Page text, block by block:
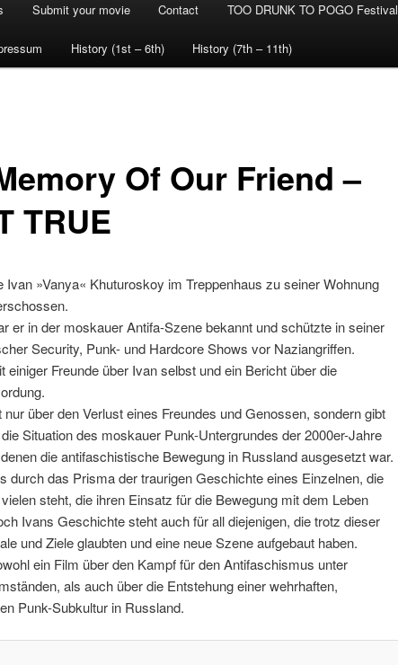
Submit your movie Contact TOO DRUNK TO POGO Festival
History (1st – 6th) History (7th – 11th)
Of Our Friend –
TRUE
Ivan »Vanya« Khuturoskoy im Treppenhaus zu seiner Wohnung
er in der moskauer Antifa-Szene bekannt und schützte in seiner
Security, Punk- und Hardcore Shows vor Naziangriffen.
einiger Freunde über Ivan selbst und ein Bericht über die
über den Verlust eines Freundes und Genossen, sondern gibt
Situation des moskauer Punk-Untergrundes der 2000er-Jahre
die antifaschistische Bewegung in Russland ausgesetzt war.
durch das Prisma der traurigen Geschichte eines Einzelnen, die
steht, die ihren Einsatz für die Bewegung mit dem Leben
Ivans Geschichte steht auch für all diejenigen, die trotz dieser
und Ziele glaubten und eine neue Szene aufgebaut haben.
ein Film über den Kampf für den Antifaschismus unter
als auch über die Entstehung einer wehrhaften,
Punk-Subkultur in Russland.